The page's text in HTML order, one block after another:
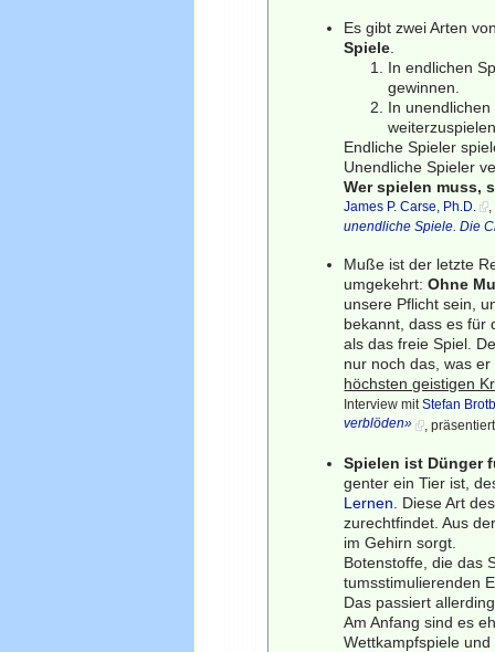
Es gibt zwei Arten
Spiele
In endlichen
gewinnen.
In
Endliche Spieler
Unendliche Spieler
Wer spielen muss,
James P. Carse, Ph.D.
unendliche Spiele. Die
Muße ist der letzte
umgekehrt:Ohne
unsere Pflicht sein,
bekannt, dass es für
als das freie Spiel.
nur noch das, was
höchsten geistigen
Interview mitStefan
verblöden» ,
Spielen ist Dünger
genter ein Tier ist,
Lernen . Diese Art
zurechtfindet. Aus
im Gehirn sorgt.
Botenstoffe, die das
tumsstimulierenden
Das passiert
Am Anfang sind es
Wettkampfspiele